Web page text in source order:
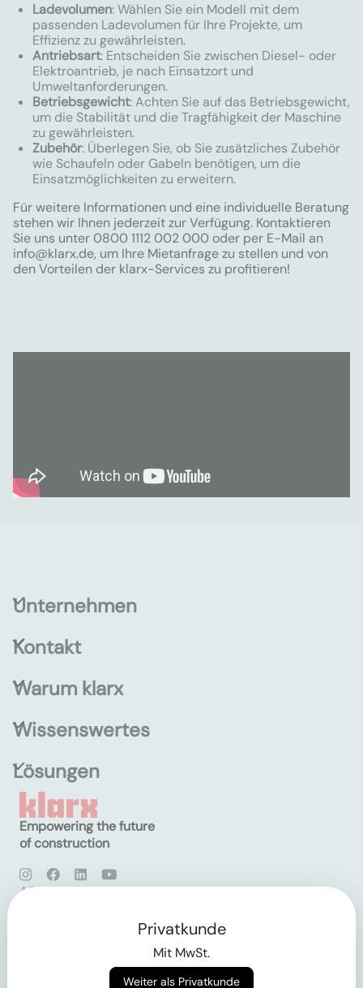
Ladevolumen: Wählen Sie ein Modell mit dem
passenden Ladevolumen für Ihre Projekte, um
Effizienz zu gewährleisten.
Antriebsart: Entscheiden Sie zwischen Diesel- oder
Elektroantrieb, je nach Einsatzort und
Umweltanforderungen.
Betriebsgewicht: Achten Sie auf das Betriebsgewicht,
um die Stabilität und die Tragfähigkeit der Maschine
zu gewährleisten.
Zubehör: Überlegen Sie, ob Sie zusätzliches Zubehör
wie Schaufeln oder Gabeln benötigen, um die
Einsatzmöglichkeiten zu erweitern.
Für weitere Informationen und eine individuelle Beratung
stehen wir Ihnen jederzeit zur Verfügung. Kontaktieren
Sie uns unter 0800 1112 002 000 oder per E-Mail an
info@klarx.de, um Ihre Mietanfrage zu stellen und von
den Vorteilen der klarx-Services zu profitieren!
Unternehmen
Kontakt
Warum klarx
Wissenswertes
Lösungen
Empowering the future
of construction
AGB
Privatkunde
Mit MwSt.
Weiter als Privatkunde